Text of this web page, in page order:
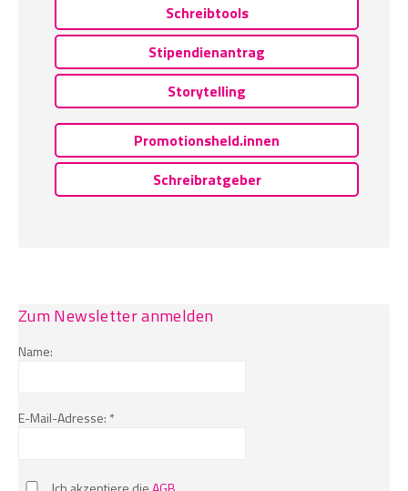
Schreibtools
Stipendienantrag
Storytelling
Promotionsheld.innen
Schreibratgeber
Zum Newsletter anmelden
Name:
E-Mail-Adresse: *